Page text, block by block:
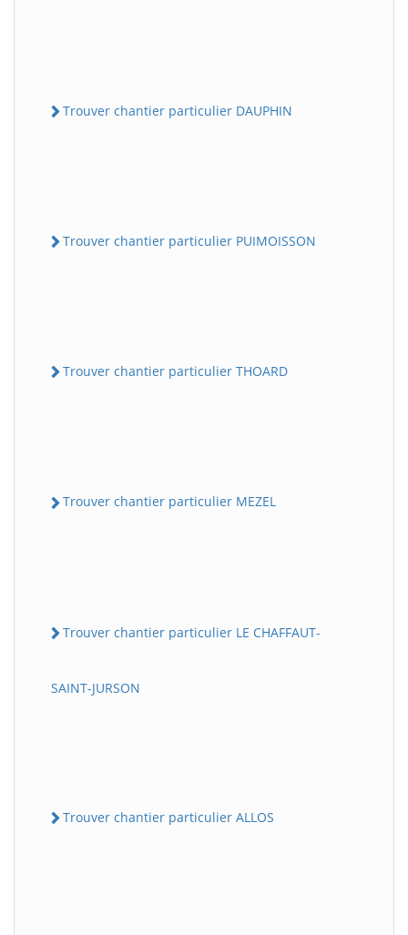
Trouver chantier particulier DAUPHIN
Trouver chantier particulier PUIMOISSON
Trouver chantier particulier THOARD
Trouver chantier particulier MEZEL
Trouver chantier particulier LE CHAFFAUT-
SAINT-JURSON
Trouver chantier particulier ALLOS